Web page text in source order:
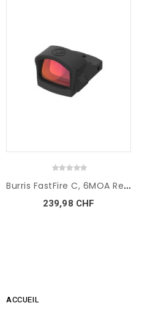
B
urris FastFire C, 6MOA Red...
239,98 CHF
ACCUEIL